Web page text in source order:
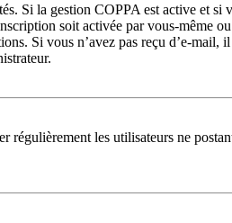
Si la gestion COPPA est active et si
soit activée par vous-même
Si vous n’avez pas reçu d’e-mail,
les utilisateurs ne